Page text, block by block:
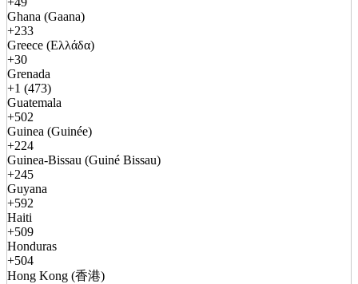
Ghana (Gaana)
+233
Greece (Ελλάδα)
+30
Grenada
+1 (473)
Guatemala
+502
Guinea (Guinée)
+224
Guinea-Bissau (Guiné Bissau)
+245
Guyana
+592
Haiti
+509
Honduras
+504
Hong Kong (香港)